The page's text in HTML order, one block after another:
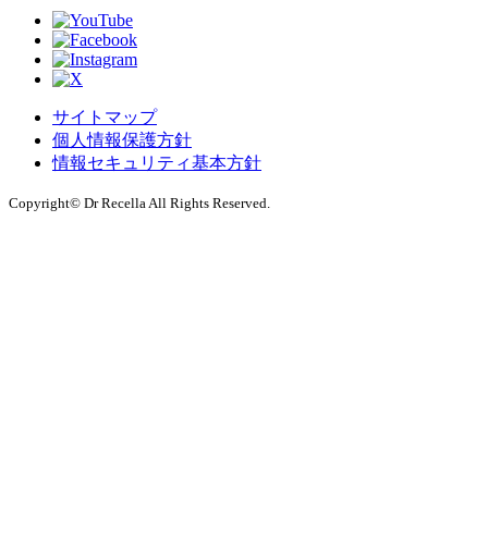
サイトマップ
個人情報保護方針
情報セキュリティ基本方針
Copyright© Dr Recella All Rights Reserved.